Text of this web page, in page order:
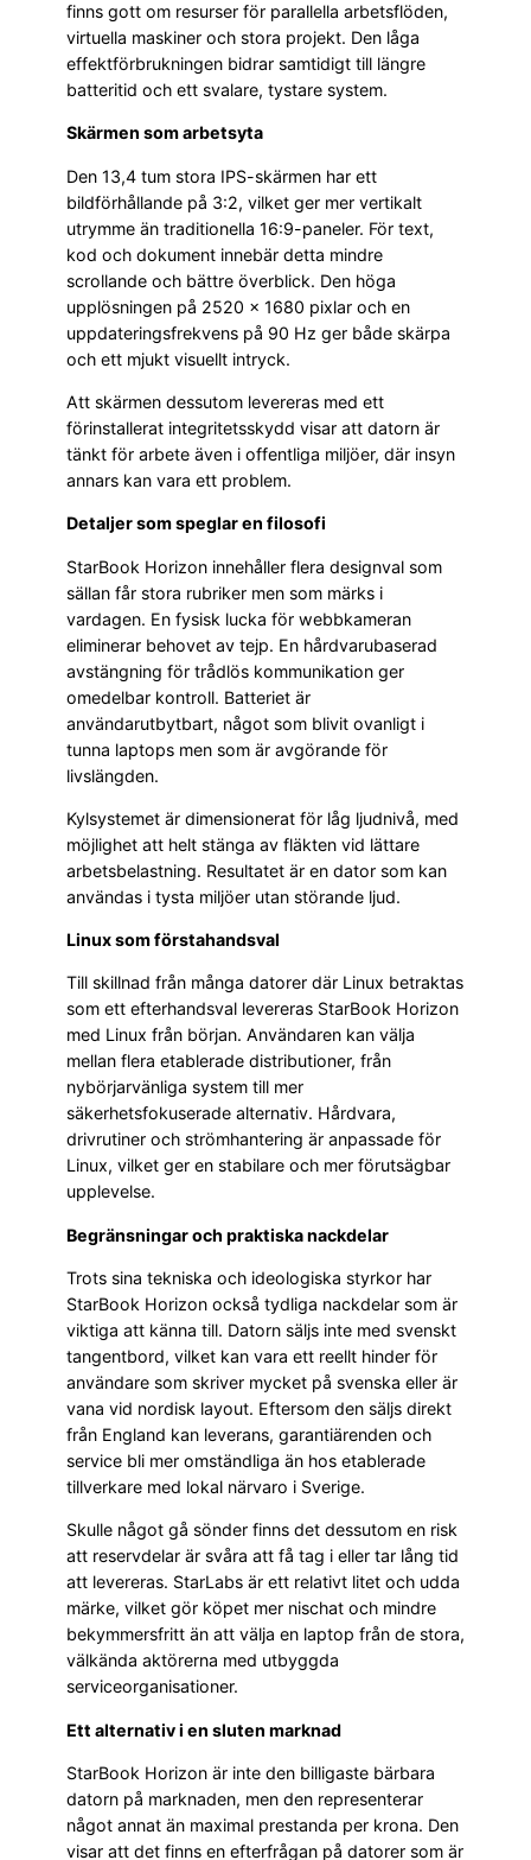
finns gott om resurser för parallella arbetsflöden,
virtuella maskiner och stora projekt. Den låga
effektförbrukningen bidrar samtidigt till längre
batteritid och ett svalare, tystare system.
Skärmen som arbetsyta
Den 13,4 tum stora IPS-skärmen har ett
bildförhållande på 3:2, vilket ger mer vertikalt
utrymme än traditionella 16:9-paneler. För text,
kod och dokument innebär detta mindre
scrollande och bättre överblick. Den höga
upplösningen på 2520 × 1680 pixlar och en
uppdateringsfrekvens på 90 Hz ger både skärpa
och ett mjukt visuellt intryck.
Att skärmen dessutom levereras med ett
förinstallerat integritetsskydd visar att datorn är
tänkt för arbete även i offentliga miljöer, där insyn
annars kan vara ett problem.
Detaljer som speglar en filosofi
StarBook Horizon innehåller flera designval som
sällan får stora rubriker men som märks i
vardagen. En fysisk lucka för webbkameran
eliminerar behovet av tejp. En hårdvarubaserad
avstängning för trådlös kommunikation ger
omedelbar kontroll. Batteriet är
användarutbytbart, något som blivit ovanligt i
tunna laptops men som är avgörande för
livslängden.
Kylsystemet är dimensionerat för låg ljudnivå, med
möjlighet att helt stänga av fläkten vid lättare
arbetsbelastning. Resultatet är en dator som kan
användas i tysta miljöer utan störande ljud.
Linux som förstahandsval
Till skillnad från många datorer där Linux betraktas
som ett efterhandsval levereras StarBook Horizon
med Linux från början. Användaren kan välja
mellan flera etablerade distributioner, från
nybörjarvänliga system till mer
säkerhetsfokuserade alternativ. Hårdvara,
drivrutiner och strömhantering är anpassade för
Linux, vilket ger en stabilare och mer förutsägbar
upplevelse.
Begränsningar och praktiska nackdelar
Trots sina tekniska och ideologiska styrkor har
StarBook Horizon också tydliga nackdelar som är
viktiga att känna till. Datorn säljs inte med svenskt
tangentbord, vilket kan vara ett reellt hinder för
användare som skriver mycket på svenska eller är
vana vid nordisk layout. Eftersom den säljs direkt
från England kan leverans, garantiärenden och
service bli mer omständliga än hos etablerade
tillverkare med lokal närvaro i Sverige.
Skulle något gå sönder finns det dessutom en risk
att reservdelar är svåra att få tag i eller tar lång tid
att levereras. StarLabs är ett relativt litet och udda
märke, vilket gör köpet mer nischat och mindre
bekymmersfritt än att välja en laptop från de stora,
välkända aktörerna med utbyggda
serviceorganisationer.
Ett alternativ i en sluten marknad
StarBook Horizon är inte den billigaste bärbara
datorn på marknaden, men den representerar
något annat än maximal prestanda per krona. Den
visar att det finns en efterfrågan på datorer som är